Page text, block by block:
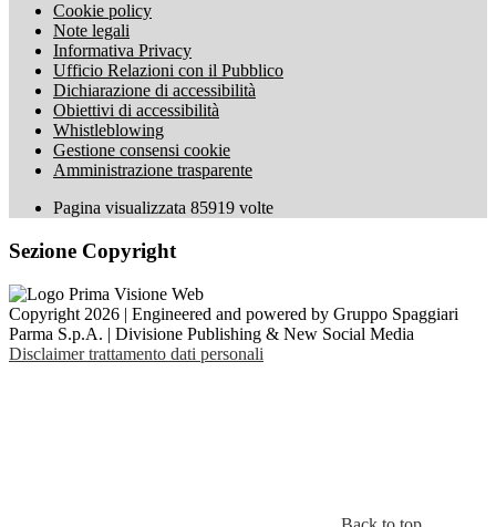
Cookie policy
Note legali
Informativa Privacy
Ufficio Relazioni con il Pubblico
Dichiarazione di accessibilità
Obiettivi di accessibilità
Whistleblowing
Gestione consensi cookie
Amministrazione trasparente
Pagina visualizzata 85919 volte
Sezione Copyright
Copyright 2026 | Engineered and powered by Gruppo Spaggiari
Parma S.p.A. | Divisione Publishing & New Social Media
Disclaimer trattamento dati personali